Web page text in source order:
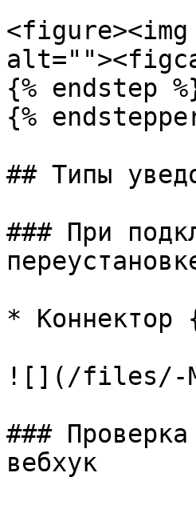
<figure><img
{% endstep
{%
## Типы
### При
* Коннектор
![](/files/-
###
вебхук